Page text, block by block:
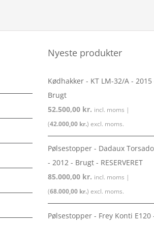
may
chosen
the
product
page
Nyeste produkter
Kødhakker - KT LM-32/A - 2015
Brugt
52.500,00 kr. incl. moms |
(42.000,00 kr.) excl. moms.
Pølsestopper - Dadaux
- 2012 - Brugt - RESERVERET
85.000,00 kr. incl. moms |
(68.000,00 kr.) excl. moms.
Pølsestopper - Frey Konti E120